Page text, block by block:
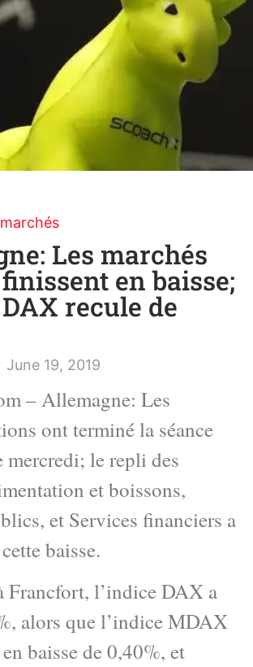
Les marchés
en baisse;
recule de
June 19, 2019
– Allemagne: Les
ont terminé la séance
mercredi; le repli des
et boissons,
et Services financiers a
baisse.
Francfort, l’indice DAX a
alors que l’indice MDAX
baisse de 0,40%, et